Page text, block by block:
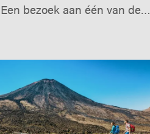
Een bezoek aan één van de…